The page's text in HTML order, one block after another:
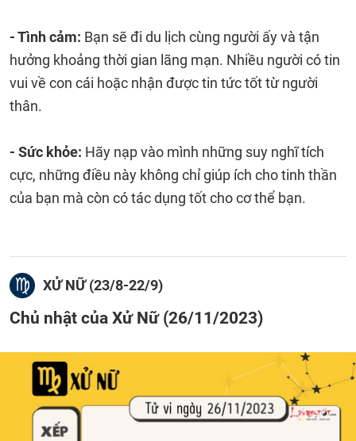
- Tình cảm: Bạn sẽ đi du lịch cùng người ấy và tận
hưởng khoảng thời gian lãng mạn. Nhiều người có tin
vui về con cái hoặc nhận được tin tức tốt từ người
thân.
- Sức khỏe: Hãy nạp vào mình những suy nghĩ tích
cực, những điều này không chỉ giúp ích cho tinh thần
của bạn mà còn có tác dụng tốt cho cơ thể bạn.
XỬ NỮ (23/8-22/9)
Chủ nhật của Xử Nữ (26/11/2023)